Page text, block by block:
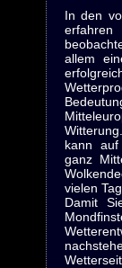
In den
allem
kann
ganz
vielen
Damit